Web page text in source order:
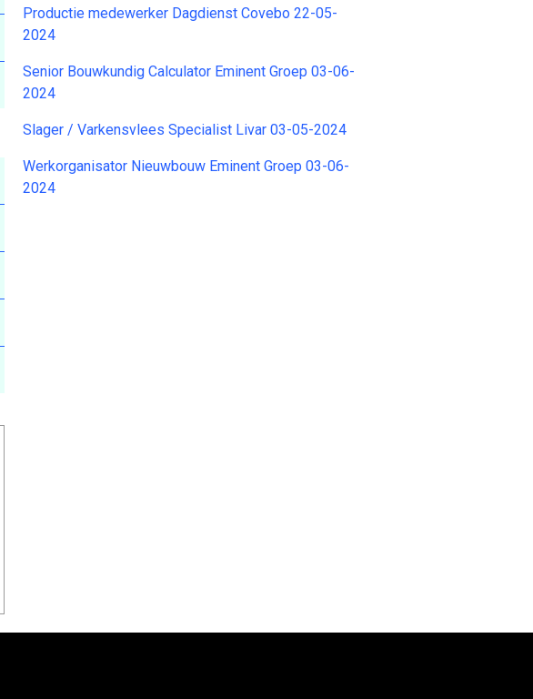
Productie medewerker Dagdienst Covebo 22-05-
2024
Senior Bouwkundig Calculator Eminent Groep 03-06-
2024
Slager / Varkensvlees Specialist Livar 03-05-2024
Werkorganisator Nieuwbouw Eminent Groep 03-06-
2024